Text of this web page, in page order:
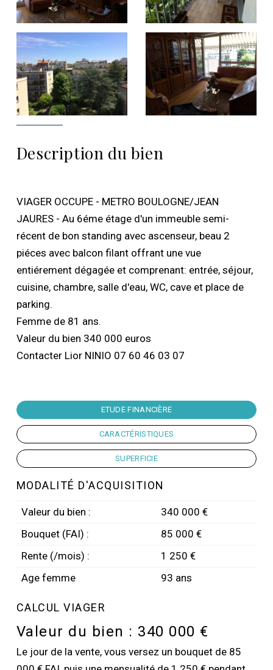
Description du bien
VIAGER OCCUPE - METRO BOULOGNE/JEAN
JAURES - Au 6éme étage d'un immeuble semi-
récent de bon standing avec ascenseur, beau 2
piéces avec balcon filant offrant une vue
entiérement dégagée et comprenant: entrée, séjour,
cuisine, chambre, salle d'eau, WC, cave et place de
parking.
Femme de 81 ans.
Valeur du bien 340 000 euros
Contacter Lior NINIO 07 60 46 03 07
ETUDE FINANCIÈRE
CARACTÉRISTIQUES
SUPERFICIE
MODALITÉ D'ACQUISITION
Valeur du bien :
340 000 €
Bouquet (FAI) :
85 000 €
Rente (/mois) :
1 250 €
Age femme
93 ans
CALCUL VIAGER
Valeur du bien : 340 000 €
Le jour de la vente, vous versez un bouquet de 85